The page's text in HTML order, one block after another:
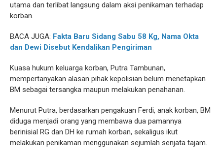
utama dan terlibat langsung dalam aksi penikaman terhadap
korban.
BACA JUGA: Fakta Baru Sidang Sabu 58 Kg, Nama Okta
dan Dewi Disebut Kendalikan Pengiriman
Kuasa hukum keluarga korban, Putra Tambunan,
mempertanyakan alasan pihak kepolisian belum menetapkan
BM sebagai tersangka maupun melakukan penahanan.
Menurut Putra, berdasarkan pengakuan Ferdi, anak korban, BM
diduga menjadi orang yang membawa dua pamannya
berinisial RG dan DH ke rumah korban, sekaligus ikut
melakukan penikaman menggunakan sejumlah senjata tajam.